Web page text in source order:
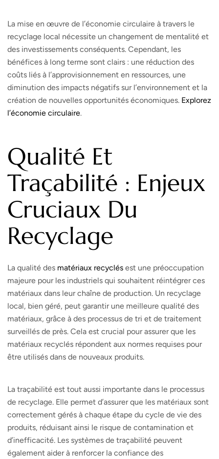
La mise en œuvre de l’économie circulaire à travers le
recyclage local nécessite un changement de mentalité et
des investissements conséquents. Cependant, les
bénéfices à long terme sont clairs : une réduction des
coûts liés à l’approvisionnement en ressources, une
diminution des impacts négatifs sur l’environnement et la
création de nouvelles opportunités économiques. Explorez
l’économie circulaire.
Qualité Et
Traçabilité : Enjeux
Cruciaux Du
Recyclage
La qualité des matériaux recyclés est une préoccupation
majeure pour les industriels qui souhaitent réintégrer ces
matériaux dans leur chaîne de production. Un recyclage
local, bien géré, peut garantir une meilleure qualité des
matériaux, grâce à des processus de tri et de traitement
surveillés de près. Cela est crucial pour assurer que les
matériaux recyclés répondent aux normes requises pour
être utilisés dans de nouveaux produits.
La traçabilité est tout aussi importante dans le processus
de recyclage. Elle permet d’assurer que les matériaux sont
correctement gérés à chaque étape du cycle de vie des
produits, réduisant ainsi le risque de contamination et
d’inefficacité. Les systèmes de traçabilité peuvent
également aider à renforcer la confiance des